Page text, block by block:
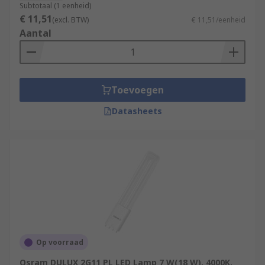
Subtotaal (1 eenheid)
€ 11,51(excl. BTW) € 11,51/eenheid
Aantal
Toevoegen
Datasheets
Op voorraad
Osram DULUX 2G11 PL LED Lamp 7 W(18 W), 4000K,